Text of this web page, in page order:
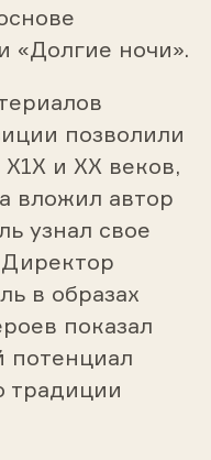
«Долгие ночи».
позволили
Х1Х и ХХ веков,
вложил автор
узнал свое
в образах
показал
потенциал
традиции